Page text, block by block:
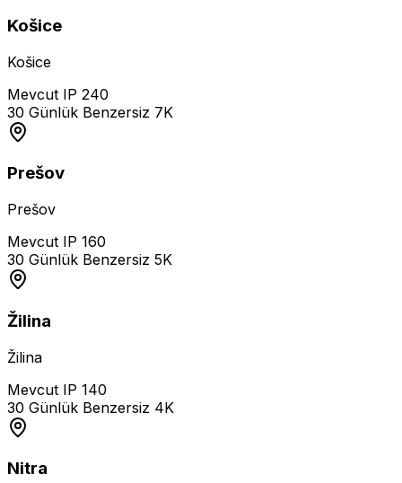
Košice
Košice
Mevcut IP 240
30 Günlük Benzersiz 7K
Prešov
Prešov
Mevcut IP 160
30 Günlük Benzersiz 5K
Žilina
Žilina
Mevcut IP 140
30 Günlük Benzersiz 4K
Nitra